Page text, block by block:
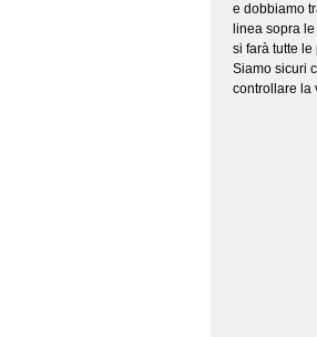
La
e dobbiamo
linea sopra
si farà tutte
Siamo sicuri
controllare la